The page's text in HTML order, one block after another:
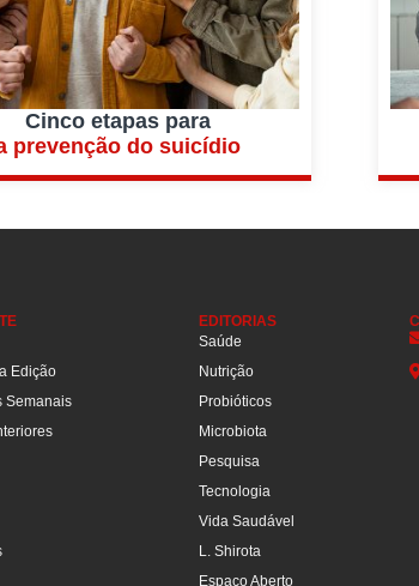
Cinco etapas para
prevenção do suicídio
Edição
Semanais
EDITORIAS
Saúde
Nutrição
Probióticos
Microbiota
Pesquisa
Tecnologia
Vida Saudável
L. Shirota
Espaço Aberto